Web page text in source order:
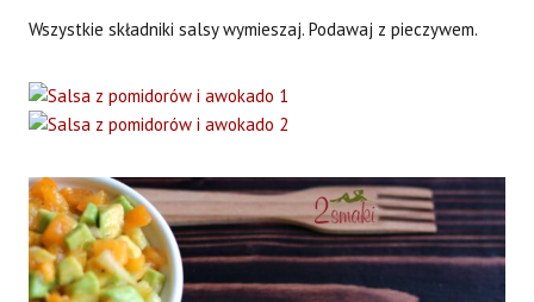
Wszystkie składniki salsy wymieszaj. Podawaj z pieczywem.